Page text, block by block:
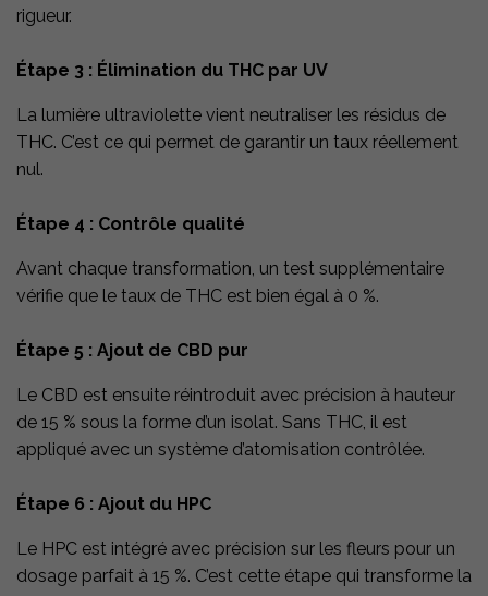
rigueur.
Étape 3 : Élimination du THC par UV
La lumière ultraviolette vient neutraliser les résidus de
THC. C’est ce qui permet de garantir un taux réellement
nul.
Étape 4 : Contrôle qualité
Avant chaque transformation, un test supplémentaire
vérifie que le taux de THC est bien égal à 0 %.
Étape 5 : Ajout de CBD pur
Le CBD est ensuite réintroduit avec précision à hauteur
de 15 % sous la forme d’un isolat. Sans THC, il est
appliqué avec un système d’atomisation contrôlée.
Étape 6 : Ajout du HPC
Le HPC est intégré avec précision sur les fleurs pour un
dosage parfait à 15 %. C’est cette étape qui transforme la